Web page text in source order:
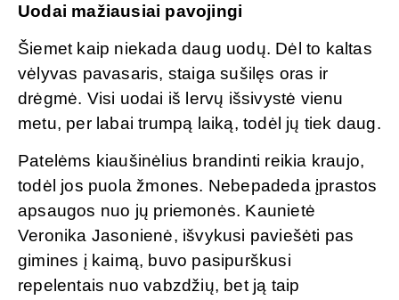
Uodai mažiausiai pavojingi
Šiemet kaip niekada daug uodų. Dėl to kaltas
vėlyvas pavasaris, staiga sušilęs oras ir
drėgmė. Visi uodai iš lervų išsivystė vienu
metu, per labai trumpą laiką, todėl jų tiek daug.
Patelėms kiaušinėlius brandinti reikia kraujo,
todėl jos puola žmones. Nebepadeda įprastos
apsaugos nuo jų priemonės. Kaunietė
Veronika Jasonienė, išvykusi paviešėti pas
gimines į kaimą, buvo pasipurškusi
repelentais nuo vabzdžių, bet ją taip